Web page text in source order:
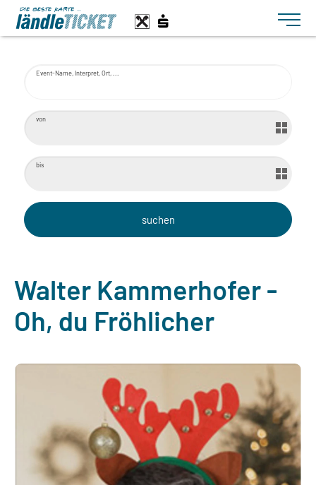
Toggle
Event-Name, Interpret, Ort, ...
von
bis
Walter Kammerhofer -
Oh, du Fröhlicher